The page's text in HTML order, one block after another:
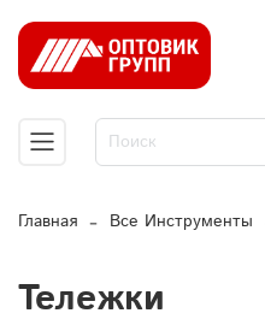
Главная Все Инструменты
Тележки